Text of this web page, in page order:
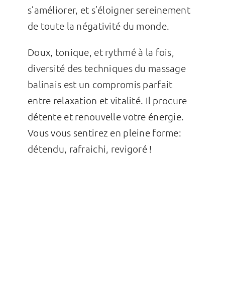
s’améliorer, et s’éloigner sereinement
de toute la négativité du monde.
Doux, tonique, et rythmé à la fois,
diversité des techniques du massage
balinais est un compromis parfait
entre relaxation et vitalité. Il procure
détente et renouvelle votre énergie.
Vous vous sentirez en pleine forme:
détendu, rafraichi, revigoré !